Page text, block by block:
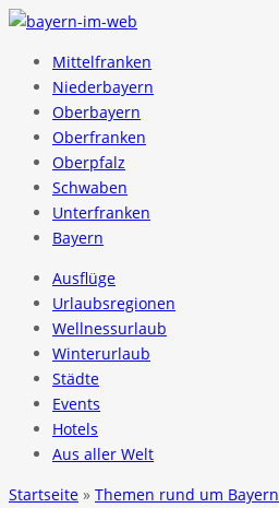
Mittelfranken
Niederbayern
Oberbayern
Oberfranken
Oberpfalz
Schwaben
Unterfranken
Bayern
Ausflüge
Urlaubsregionen
Wellnessurlaub
Winterurlaub
Städte
Events
Hotels
Aus aller Welt
Startseite » Themen rund um Bayern